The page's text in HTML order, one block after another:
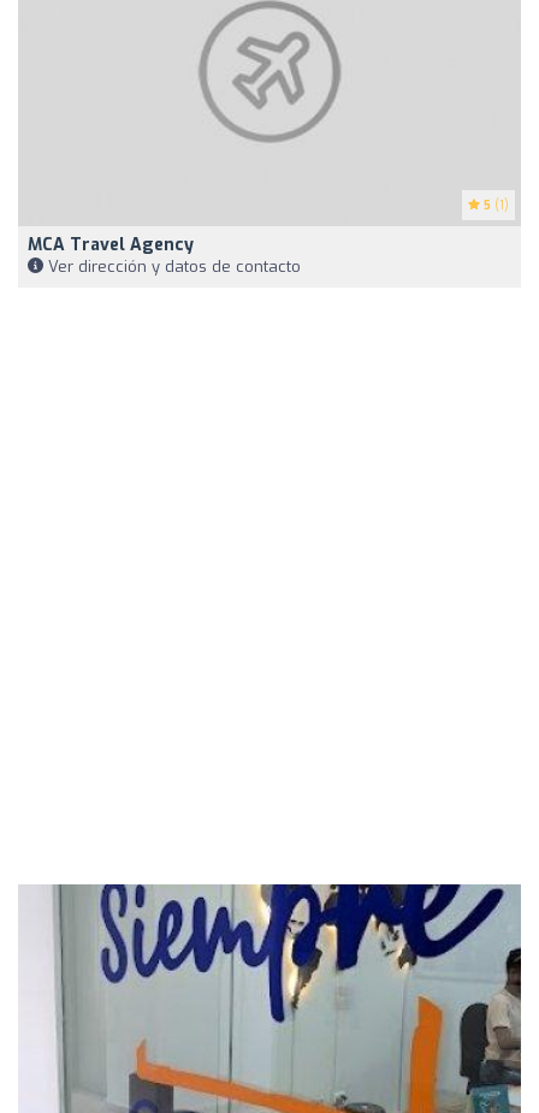
5 (1)
MCA Travel Agency
Ver dirección y datos de contacto